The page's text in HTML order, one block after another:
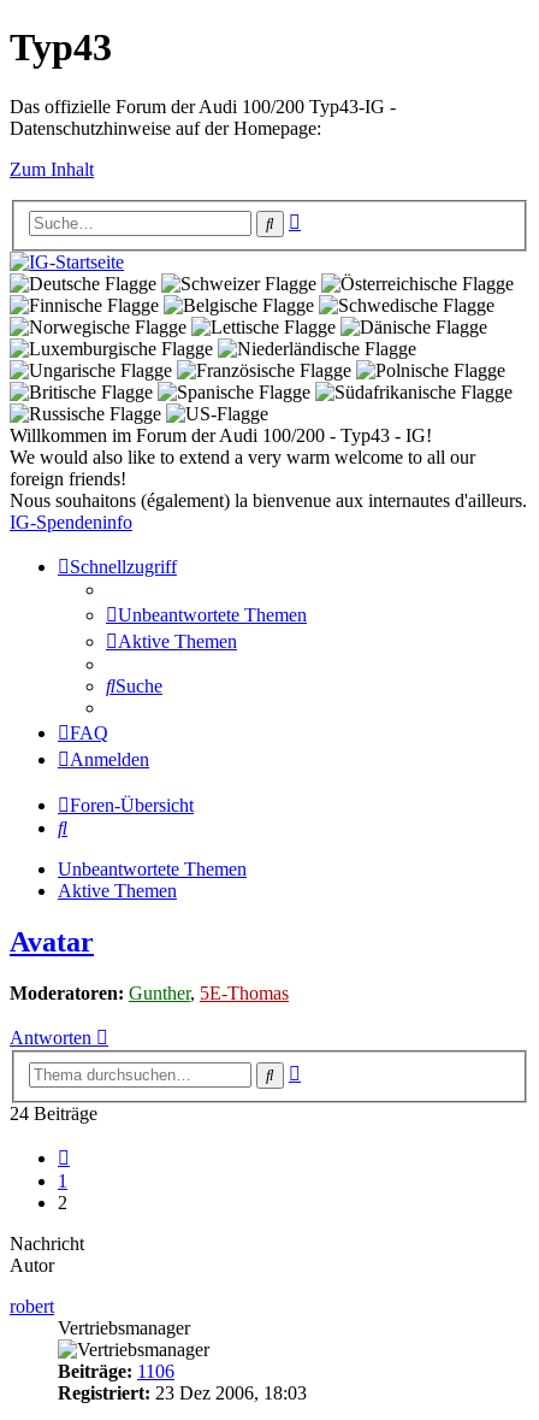
Typ43
Das offizielle Forum der Audi 100/200 Typ43-IG -
Datenschutzhinweise auf der Homepage:
Zum Inhalt
Suche
Willkommen im Forum der Audi 100/200 - Typ43 - IG!
We would also like to extend a very warm welcome to all our
foreign friends!
Nous souhaitons (également) la bienvenue aux internautes d'ailleurs.
IG-Spendeninfo
Schnellzugriff
Unbeantwortete Themen
Aktive Themen
Suche
FAQ
Anmelden
Foren-Übersicht
Suche
Unbeantwortete Themen
Aktive Themen
Avatar
Moderatoren: Gunther, 5E-Thomas
Antworten
Suche
24 Beiträge
1
2
Nachricht
Autor
robert
Vertriebsmanager
Beiträge: 1106
Registriert: 23 Dez 2006, 18:03